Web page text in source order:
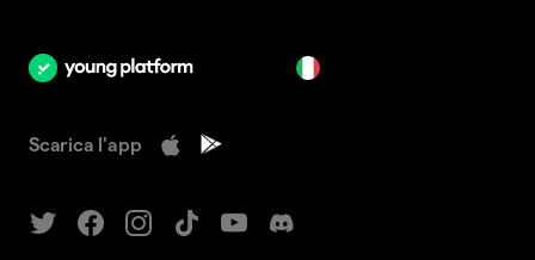
Scarica l'app